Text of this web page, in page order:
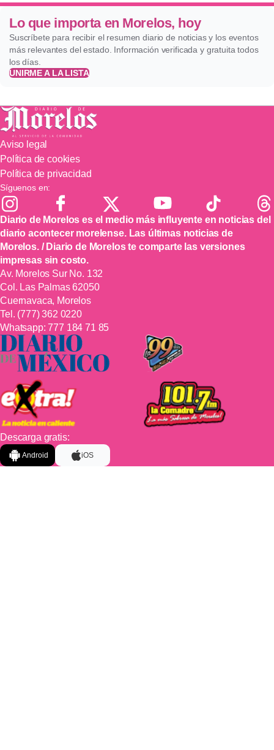
Lo que importa en Morelos, hoy
Suscríbete para recibir el resumen diario de noticias y los eventos
más relevantes del estado. Información verificada y gratuita todos
los días.
UNIRME A LA LISTA
Aviso legal
Política de cookies
Política de privacidad
Síguenos en:
Diario de Morelos es el medio más influyente en noticias del
diario acontecer morelense. Las últimas noticias de
Morelos. / Diario de Morelos te comparte las versiones
impresas sin costo.
Av. Morelos Sur No. 132
Col. Las Palmas 62050
Cuernavaca, Morelos
Tel. (777) 362 0220
Whatsapp:777 184 71 85
Descarga gratis:
Android iOS